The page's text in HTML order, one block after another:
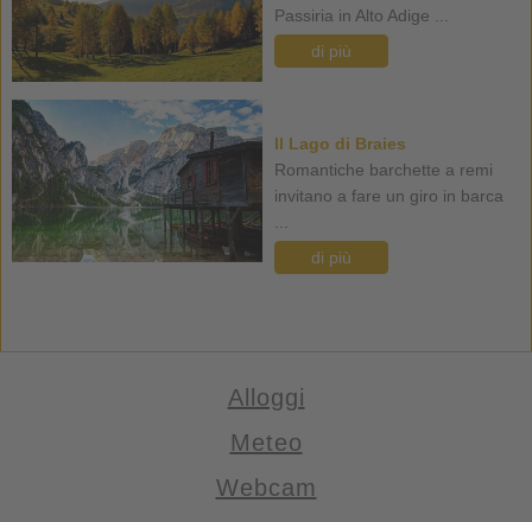
Passiria in Alto Adige ...
di più
Il Lago di Braies
Romantiche barchette a remi
invitano a fare un giro in barca
di più
Alloggi
Meteo
Webcam